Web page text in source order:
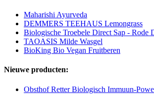
Maharishi Ayurveda
DEMMERS TEEHAUS Lemongrass
Biologische Troebele Direct Sap - Rode
TAOASIS Milde Wasgel
BioKing Bio Vegan Fruitberen
Nieuwe producten:
Obsthof Retter Biologisch Immuun-